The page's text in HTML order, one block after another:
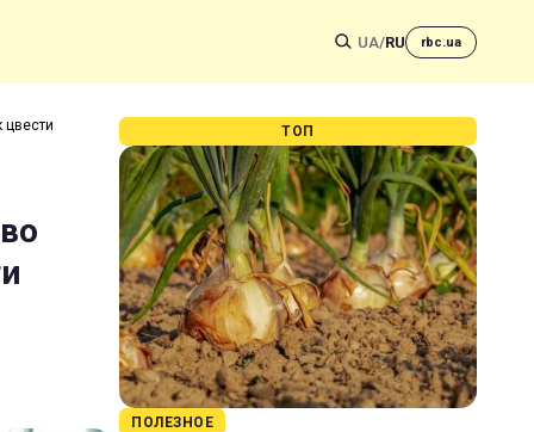
UA/RU rbc.ua
цвести ТОП
ПОЛЕЗНОЕ